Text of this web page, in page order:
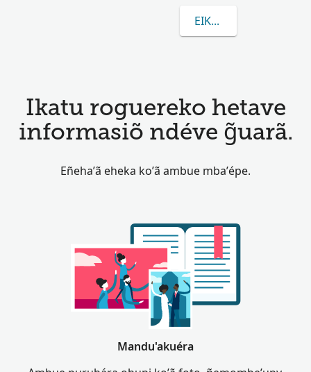
EIKUAAVE
Ikatu roguereko hetave
informasiõ ndéve g̃uarã.
Eñeha’ã eheka ko’ã ambue mba’épe.
Mandu'akuéra